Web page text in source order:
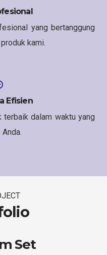
yang bertanggung
kami.
Efisien
terbaik dalam waktu yang
Set